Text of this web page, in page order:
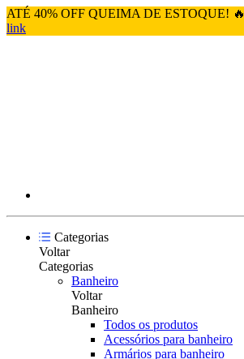
ATÉ 40% OFF QUEIMA DE ESTOQUE! 🔥
link
Categorias
Voltar
Categorias
Banheiro
Voltar
Banheiro
Todos os produtos
Acessórios para banheiro
Armários para banheiro